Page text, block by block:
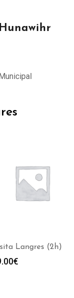
Langres (2h)
€